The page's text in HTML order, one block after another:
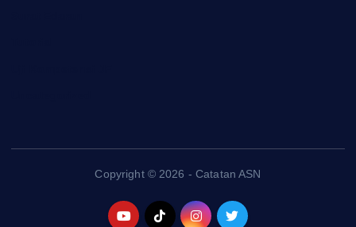
Copyright © 2026 - Catatan ASN